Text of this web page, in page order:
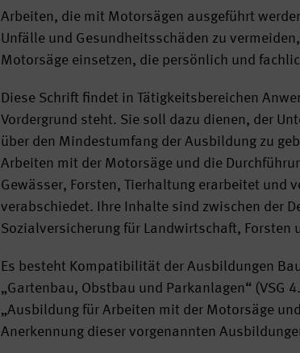
Arbeiten, die mit Motorsägen ausgeführt
Unfälle und Gesundheitsschäden zu
Motorsäge einsetzen, die persönlich und
Diese Schrift findet in Tätigkeitsbereichen
Vordergrund steht. Sie soll dazu dienen, der
über den Mindestumfang der Ausbildung zu
Arbeiten mit der Motorsäge und die
Gewässer, Forsten, Tierhaltung erarbeitet und
verabschiedet. Ihre Inhalte sind zwischen der
Sozialversicherung für Landwirtschaft, Forsten
Es besteht Kompatibilität der Ausbildungen
„Gartenbau, Obstbau und Parkanlagen“ (VSG
„Ausbildung für Arbeiten mit der Motorsäge
Anerkennung dieser vorgenannten